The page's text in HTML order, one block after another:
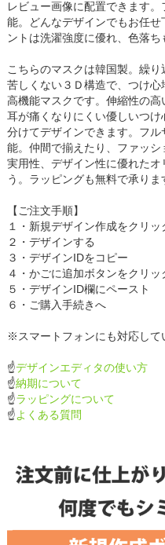
レビュー画像に配置できます
能。どんなデザインでもお任
ントは洗濯強度に優れ、色落ち
こちらのマスクは韓国製。繰
苦しくない３Ｄ構造で、つけ心
高機能マスクです。伸縮性の
耳が痛くなりにくい優しいつ
分けてデザインできます。フ
能。仲間で揃えたり、ファッ
実用性、デザイン性に優れた
う。ラッピングも無料で承りま
【ご注文手順】
１・新規デザイン作成をクリッ
２・デザインする
３・デザインIDをコピー
４・かごに追加ボタンをクリッ
５・デザインID欄にペースト
６・ご購入手続きへ
※スマートフォンにも対応して
☝デザインエディタの使い方
☝納期について
☝ラッピングについて
☝よくある質問